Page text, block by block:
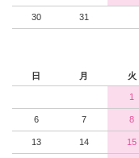
30 31
日 月 火
1
6 7 8
13 14 15